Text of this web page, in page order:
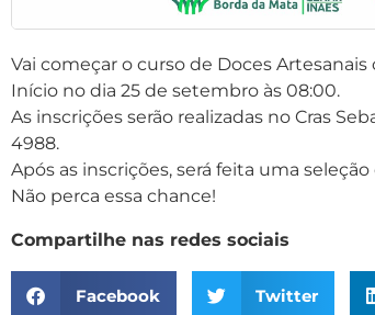
Vai começar o curso de Doces
Início no dia 25 de setembro às 08:00.
As inscrições serão realizadas no Cras
4988.
Após as inscrições, será feita uma
Não perca essa chance!
Compartilhe nas redes sociais
Facebook Twitter